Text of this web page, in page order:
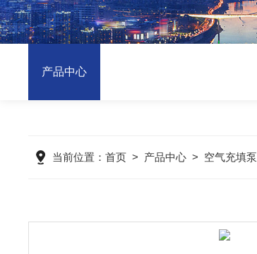
产品中心
当前位置：首页 > 产品中心 > 空气充填泵